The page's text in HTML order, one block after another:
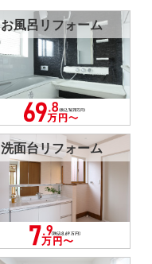
お風呂リフォーム
洗面台リフォーム